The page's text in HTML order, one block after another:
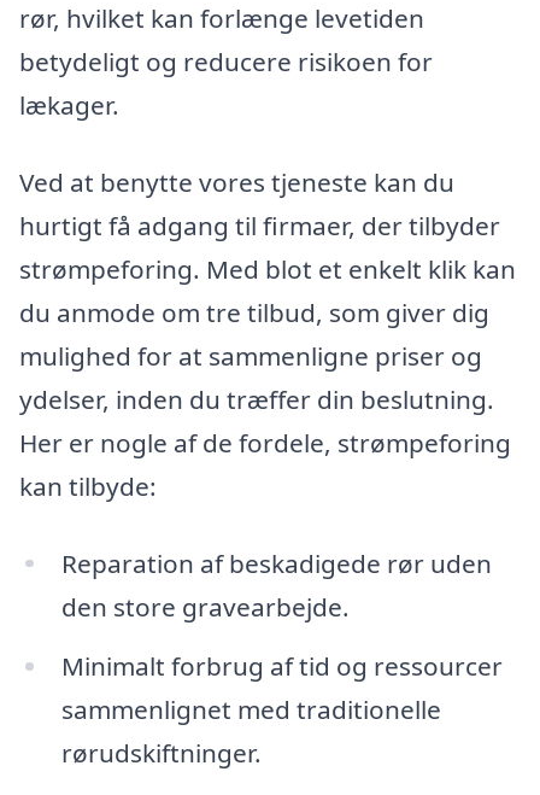
rør, hvilket kan forlænge levetiden
betydeligt og reducere risikoen for
lækager.
Ved at benytte vores tjeneste kan du
hurtigt få adgang til firmaer, der tilbyder
strømpeforing. Med blot et enkelt klik kan
du anmode om tre tilbud, som giver dig
mulighed for at sammenligne priser og
ydelser, inden du træffer din beslutning.
Her er nogle af de fordele, strømpeforing
kan tilbyde:
Reparation af beskadigede rør uden
den store gravearbejde.
Minimalt forbrug af tid og ressourcer
sammenlignet med traditionelle
rørudskiftninger.